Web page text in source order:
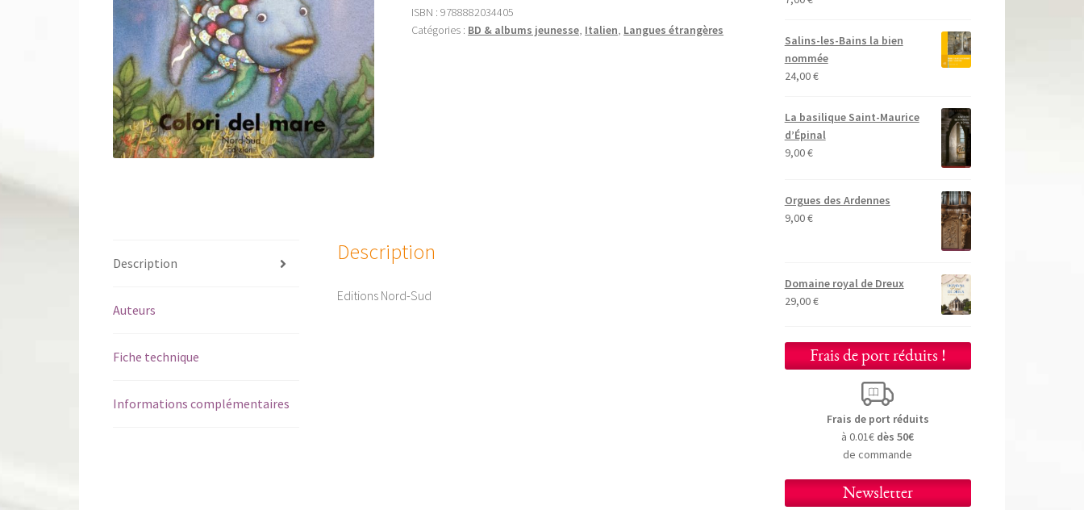
ISBN :9788882034405
Catégories : BD & albums jeunesse, Italien, Langues étrangères
Description
Auteurs
Fiche technique
Informations complémentaires
Description
Editions Nord-Sud
Salins-les-Bains la bien
nommée
24,00€
La basilique Saint-Maurice
d’Épinal
9,00€
Orgues des Ardennes
9,00€
Domaine royal de Dreux
29,00€
Frais de port réduits !
Frais de port réduits
à 0.01€ dès 50€
de commande
Newsletter